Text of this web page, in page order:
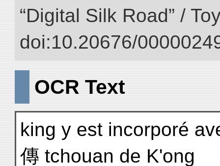
“Digital Silk Road” /
doi:10.20676/
OCR Text
king y est incorporé
傳 tchouan de K'ong